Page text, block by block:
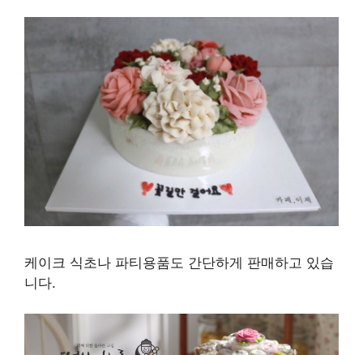
케이크 식초나 파티용품도 간단하게 판매하고 있습
니다.